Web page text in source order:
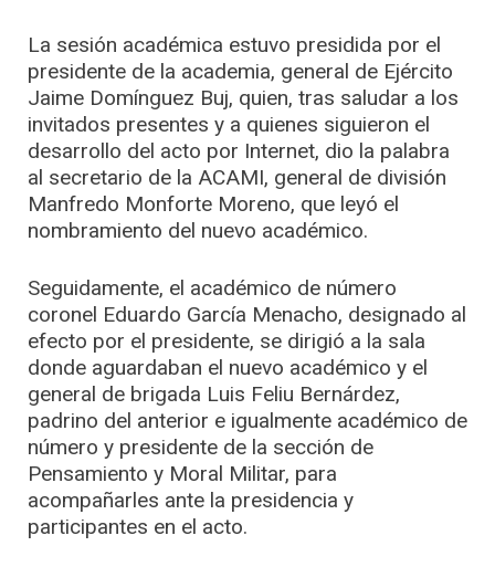
La sesión académica estuvo presidida por el
presidente de la academia, general de Ejército
Jaime Domínguez Buj, quien, tras saludar a los
invitados presentes y a quienes siguieron el
desarrollo del acto por Internet, dio la palabra
al secretario de la ACAMI, general de división
Manfredo Monforte Moreno, que leyó el
nombramiento del nuevo académico.
Seguidamente, el académico de número
coronel Eduardo García Menacho, designado al
efecto por el presidente, se dirigió a la sala
donde aguardaban el nuevo académico y el
general de brigada Luis Feliu Bernárdez,
padrino del anterior e igualmente académico de
número y presidente de la sección de
Pensamiento y Moral Militar, para
acompañarles ante la presidencia y
participantes en el acto.